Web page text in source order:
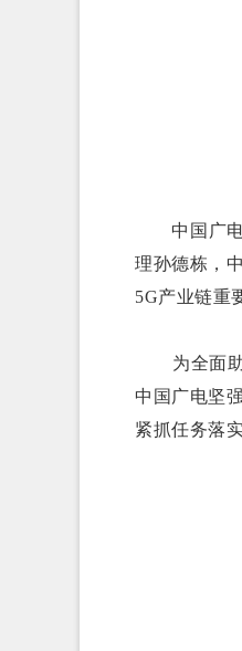
中国广电
理孙德栋，
5G产业链重
为全面助
中国广电坚
紧抓任务落